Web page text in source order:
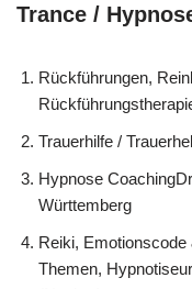
Trance /
Rückführungen,
Trauerhilfe /
Hypnose
Württemberg
Reiki,
Themen,